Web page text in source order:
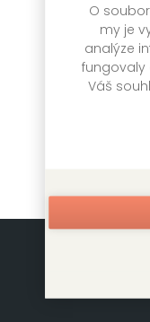
O
my je
analýze
fungovaly
Váš
Časohrátky